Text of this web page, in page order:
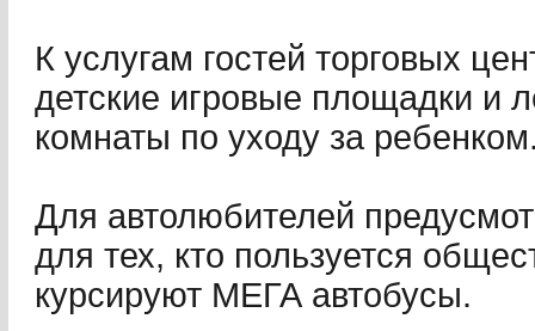
К услугам гостей торговых
детские игровые площадки и
комнаты по уходу за
Для автолюбителей
для тех, кто пользуется
курсируют МЕГА автобусы.